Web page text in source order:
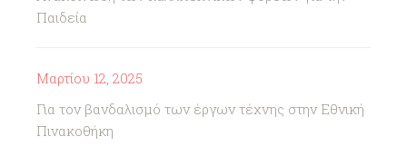
Παιδεία
Μαρτίου 12, 2025
Για τον βανδαλισμό των έργων τέχνης στην Εθνική
Πινακοθήκη